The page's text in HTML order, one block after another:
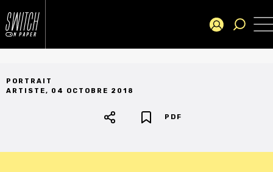
PORTRAIT
ARTISTE, 04 OCTOBRE 2018
PDF